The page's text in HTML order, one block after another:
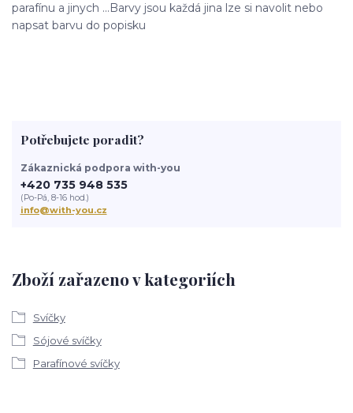
parafínu a jinych ...Barvy jsou každá jina lze si navolit nebo
napsat barvu do popisku
Zboží zařazeno v kategoriích
Svíčky
Sójové svíčky
Parafínové svíčky
Potřebujete poradit?
Zákaznická podpora with-you
+420 735 948 535
(Po-Pá, 8-16 hod.)
info@with-you.cz